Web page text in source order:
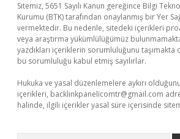
Sitemiz, 5651 Sayılı Kanun gereğince Bilgi
Kurumu (BTK) tarafından onaylanmış bir Yer
vermektedir. Bu nedenle, sitedeki içerikleri
veya araştırma yükümlülüğümüz
yazdıkları içeriklerin sorumluluğunu
bu sorumluluğu kabul etmiş sayılırlar.
Hukuka ve yasal düzenlemelere aykırı
içerikleri, backlinkpanelicomtr@gmail.com
halinde, ilgili içerikler yasal süre içerisinde